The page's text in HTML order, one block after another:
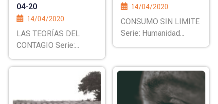
04-20
14/04/2020
LAS TEORÍAS DEL
CONTAGIO Serie:...
14/04/2020
CONSUMO SIN LIMITE
Serie: Humanidad...